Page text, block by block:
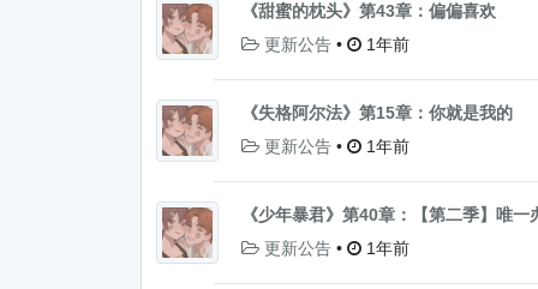
《甜蜜的枕头》第43章：偏偏喜欢
更新公告 • 1年前
《失格阿尔法》第15章：你就是我的
更新公告 • 1年前
《少年暴君》第40章：【第二季】唯一
更新公告 • 1年前